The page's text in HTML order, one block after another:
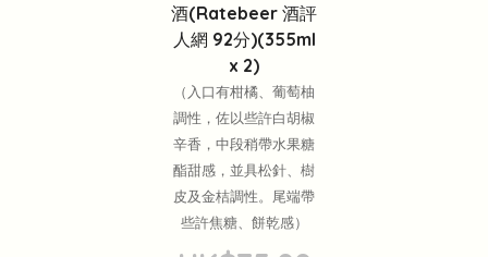
酒(Ratebeer 酒評
人網 92分)(355ml
x 2)
（入口有柑橘、葡萄柚
調性，佐以些許白胡椒
辛香，中段稍帶水果糖
酯甜感，並具松針、樹
皮及金桔調性。尾端帶
些許焦糖、餅乾感）